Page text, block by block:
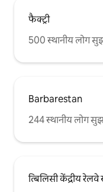
फैक्ट्री
500 स्थानीय लोग
Barbarestan
244 स्थानीय लोग
त्बिलिसी केंद्रीय